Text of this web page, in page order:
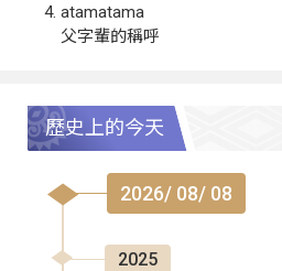
atamatama
父字輩的稱呼
歷史上的今天
2026/ 08/ 08
2025